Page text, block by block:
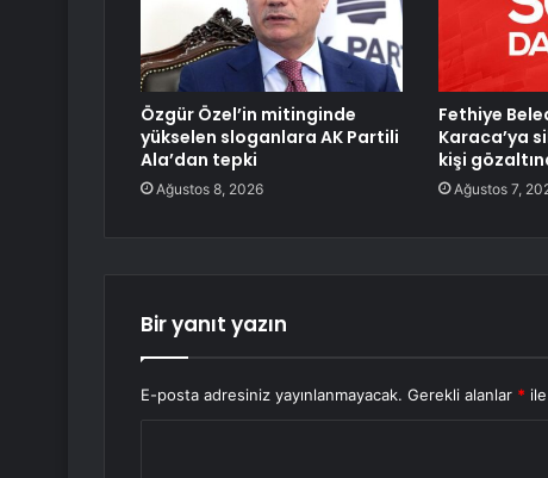
Özgür Özel’in mitinginde
yükselen sloganlara AK Partili
Ala’dan tepki
Ağustos 8, 2026
Fethiye
Karaca’ya
kişi
Ağustos 7,
Bir yanıt yazın
E-posta adresiniz yayınlanmayacak. Gerekli alanlar *